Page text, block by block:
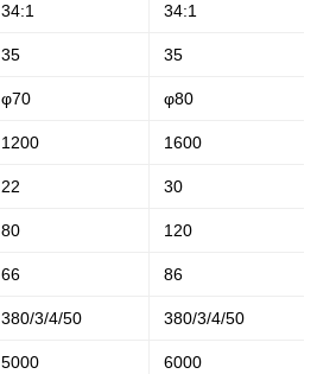
34:1 34:1
35 35
φ70 φ80
1200 1600
22 30
80 120
66 86
380/3/4/50 380/3/4/50
5000 6000